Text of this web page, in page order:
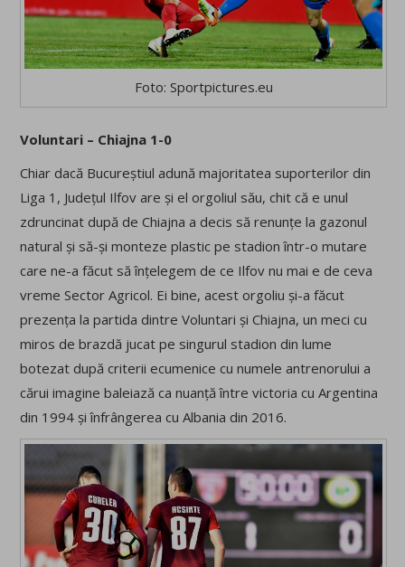
Foto: Sportpictures.eu
Voluntari – Chiajna 1-0
Chiar dacă Bucureștiul adună majoritatea suporterilor din
Liga 1, Județul Ilfov are și el orgoliul său, chit că e unul
zdruncinat după de Chiajna a decis să renunțe la gazonul
natural și să-și monteze plastic pe stadion într-o mutare
care ne-a făcut să înțelegem de ce Ilfov nu mai e de ceva
vreme Sector Agricol. Ei bine, acest orgoliu și-a făcut
prezența la partida dintre Voluntari și Chiajna, un meci cu
miros de brazdă jucat pe singurul stadion din lume
botezat după criterii ecumenice cu numele antrenorului a
cărui imagine baleiază ca nuanță între victoria cu Argentina
din 1994 și înfrângerea cu Albania din 2016.